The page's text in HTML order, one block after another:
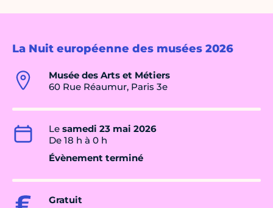
La Nuit européenne des musées 2026
Musée des Arts et Métiers
60 Rue Réaumur, Paris 3e
Le samedi 23 mai 2026
De 18 h à 0 h
Évènement terminé
Gratuit